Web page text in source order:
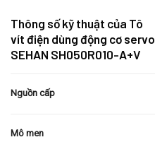
Thông số kỹ thuật của Tô
vít điện dùng động cơ servo
SEHAN SH050R010-A+V
Nguồn cấp
Mô men